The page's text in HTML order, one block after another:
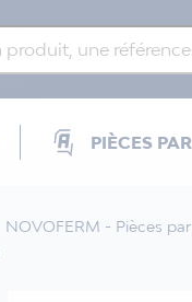
PIÈCES
NOVOFERM - Pièces